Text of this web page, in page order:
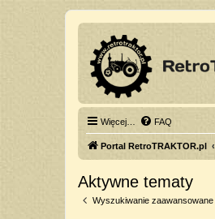
Więcej… FAQ
Portal RetroTRAKTOR.pl
Aktywne tematy
Wyszukiwanie zaawansowane